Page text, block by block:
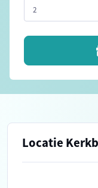
Locatie